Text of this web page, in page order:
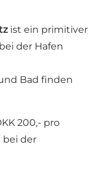
ist ein primitiver
der Hafen
Bad finden
200,- pro
bei der